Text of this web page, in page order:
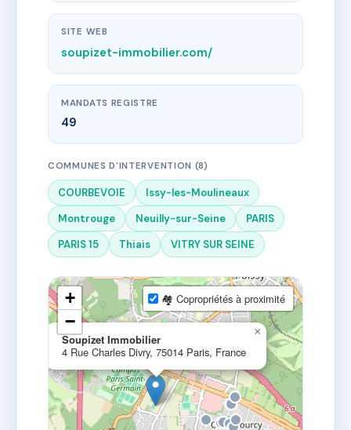
SITE WEB
soupizet-immobilier.com/
MANDATS REGISTRE
49
COMMUNES D'INTERVENTION (8)
COURBEVOIE
Issy-les-Moulineaux
Montrouge
Neuilly-sur-Seine
PARIS
PARIS 15
Thiais VITRY SUR SEINE
Soupizet Immobilier
4 Rue Charles Divry, 75014 Paris, France
×
+
−
🏘 Copropriétés à proximité